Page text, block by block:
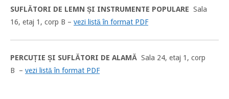
SUFLĂTORI DE LEMN ȘI INSTRUMENTE POPULARE Sala
16, etaj 1, corp B – vezi listă în format PDF
PERCUȚIE ȘI SUFLĂTORI DE ALAMĂ Sala 24, etaj 1, corp
B – vezi listă în format PDF